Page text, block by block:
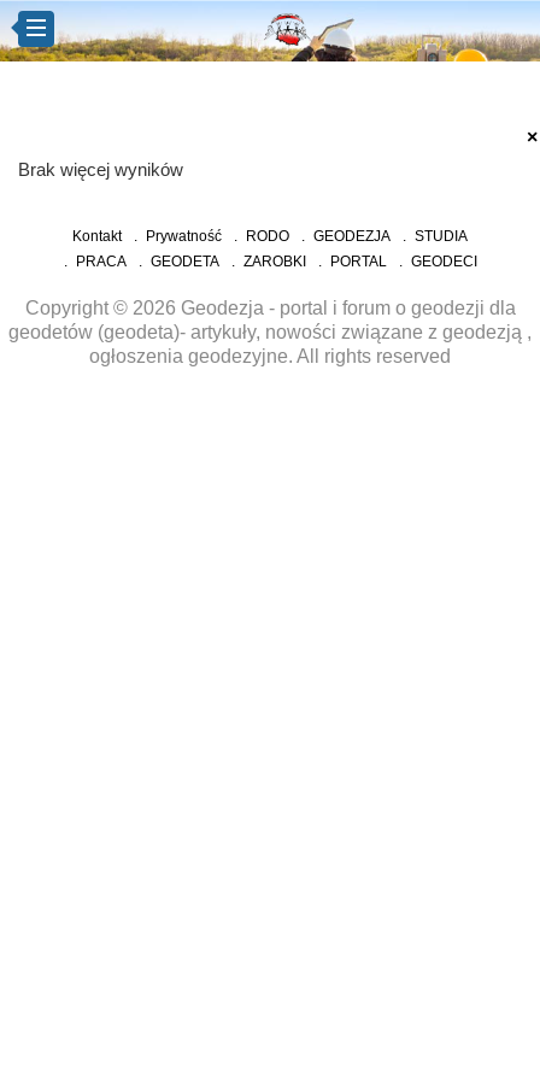
×
Brak więcej wyników
Kontakt Prywatność RODO GEODEZJA
STUDIA
PRACA
GEODETA ZAROBKI PORTAL GEODECI
Copyright © 2026 Geodezja - portal i forum o geodezji dla
geodetów (geodeta)- artykuły, nowości związane z geodezją ,
ogłoszenia geodezyjne. All rights reserved